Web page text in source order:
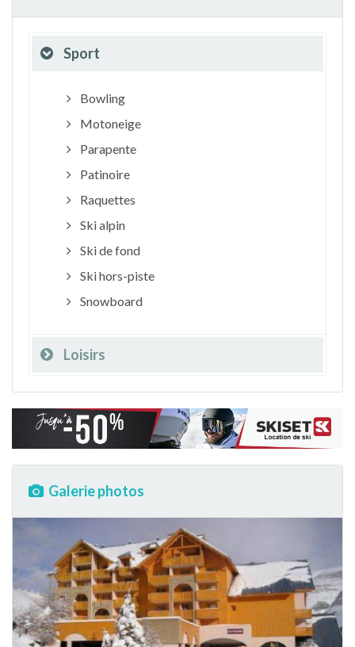
Sport
Bowling
Motoneige
Parapente
Patinoire
Raquettes
Ski alpin
Ski de fond
Ski hors-piste
Snowboard
Loisirs
Galerie photos